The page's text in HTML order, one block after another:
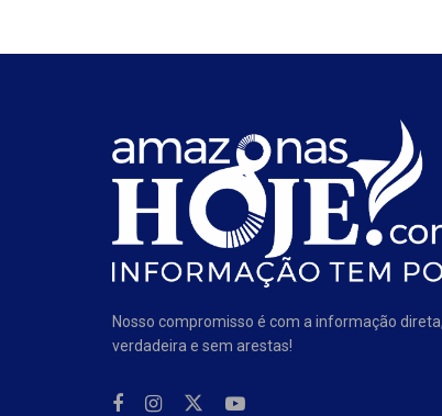
Nosso compromisso é com a informação direta,
verdadeira e sem arestas!